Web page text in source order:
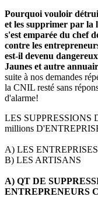
Pourquoi vouloir
et les supprimer par la
s'est emparée du chef
contre les
est-il devenu
Jaunes et autre
suite à nos demandes
la CNIL resté sans
d'alarme!
LES
millions
A) LES
B) LES ARTISANS
A) QT DE
ENTREPRENEURS